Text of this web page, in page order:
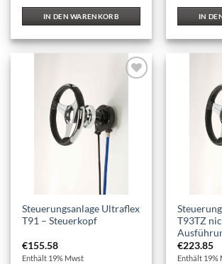
IN DEN WARENKORB IN
Wunschliste
Steuerungsanlage Ultraflex
T91 – Steuerkopf
€155.58
Enthält 19% Mwst
T93TZ
€223.85
Enthält 19%